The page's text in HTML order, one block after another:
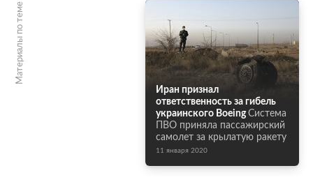
Материалы по теме
Иран признал
ответственность за гибель
украинского Boeing Система
ПВО приняла пассажирский
самолет за крылатую ракету
11 января 2020